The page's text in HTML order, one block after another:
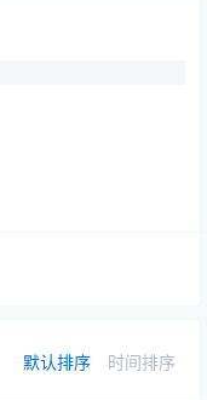
默认排序 时间排序